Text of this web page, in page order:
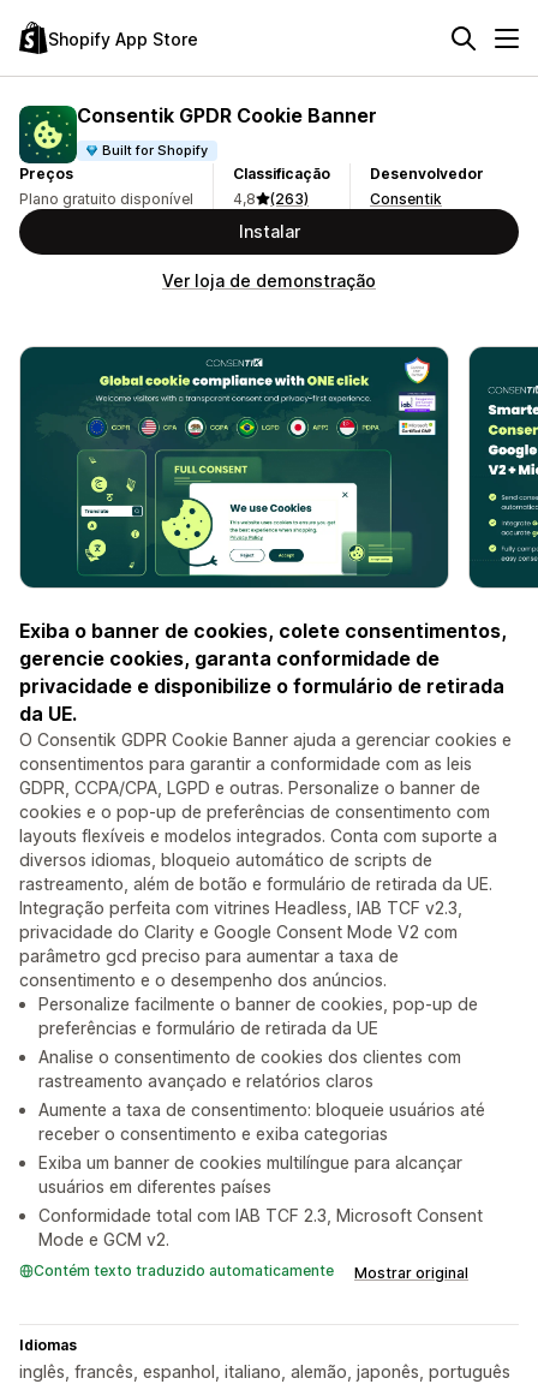
Shopify App Store
Consentik GPDR Cookie Banner
Built for Shopify
Preços
Plano gratuito disponível
Classificação
4,8
(263)
Desenvolvedor
Consentik
Instalar
Ver loja de demonstração
Exiba o banner de cookies, colete consentimentos,
gerencie cookies, garanta conformidade de
privacidade e disponibilize o formulário de retirada
da UE.
O Consentik GDPR Cookie Banner ajuda a gerenciar cookies e
consentimentos para garantir a conformidade com as leis
GDPR, CCPA/CPA, LGPD e outras. Personalize o banner de
cookies e o pop-up de preferências de consentimento com
layouts flexíveis e modelos integrados. Conta com suporte a
diversos idiomas, bloqueio automático de scripts de
rastreamento, além de botão e formulário de retirada da UE.
Integração perfeita com vitrines Headless, IAB TCF v2.3,
privacidade do Clarity e Google Consent Mode V2 com
parâmetro gcd preciso para aumentar a taxa de
consentimento e o desempenho dos anúncios.
Personalize facilmente o banner de cookies, pop-up de
preferências e formulário de retirada da UE
Analise o consentimento de cookies dos clientes com
rastreamento avançado e relatórios claros
Aumente a taxa de consentimento: bloqueie usuários até
receber o consentimento e exiba categorias
Exiba um banner de cookies multilíngue para alcançar
usuários em diferentes países
Conformidade total com IAB TCF 2.3, Microsoft Consent
Mode e GCM v2.
Contém texto traduzido automaticamente Mostrar original
Idiomas
inglês, francês, espanhol, italiano, alemão, japonês, português